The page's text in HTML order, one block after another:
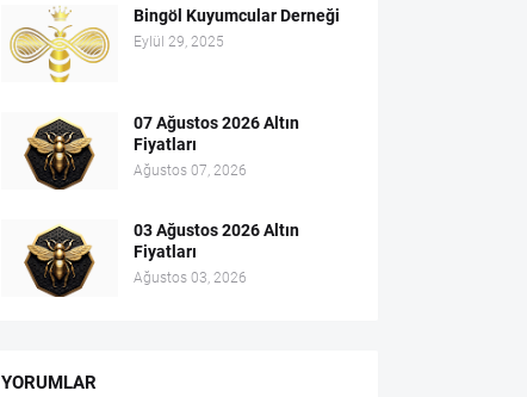
Bingöl Kuyumcular Derneği
Eylül 29, 2025
07 Ağustos 2026 Altın
Fiyatları
Ağustos 07, 2026
03 Ağustos 2026 Altın
Fiyatları
Ağustos 03, 2026
YORUMLAR